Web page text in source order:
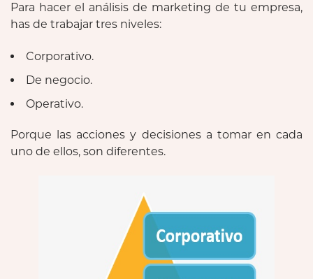
Para hacer el análisis de marketing de tu empresa,
has de trabajar tres niveles:
Corporativo.
De negocio.
Operativo.
Porque las acciones y decisiones a tomar en cada
uno de ellos, son diferentes.